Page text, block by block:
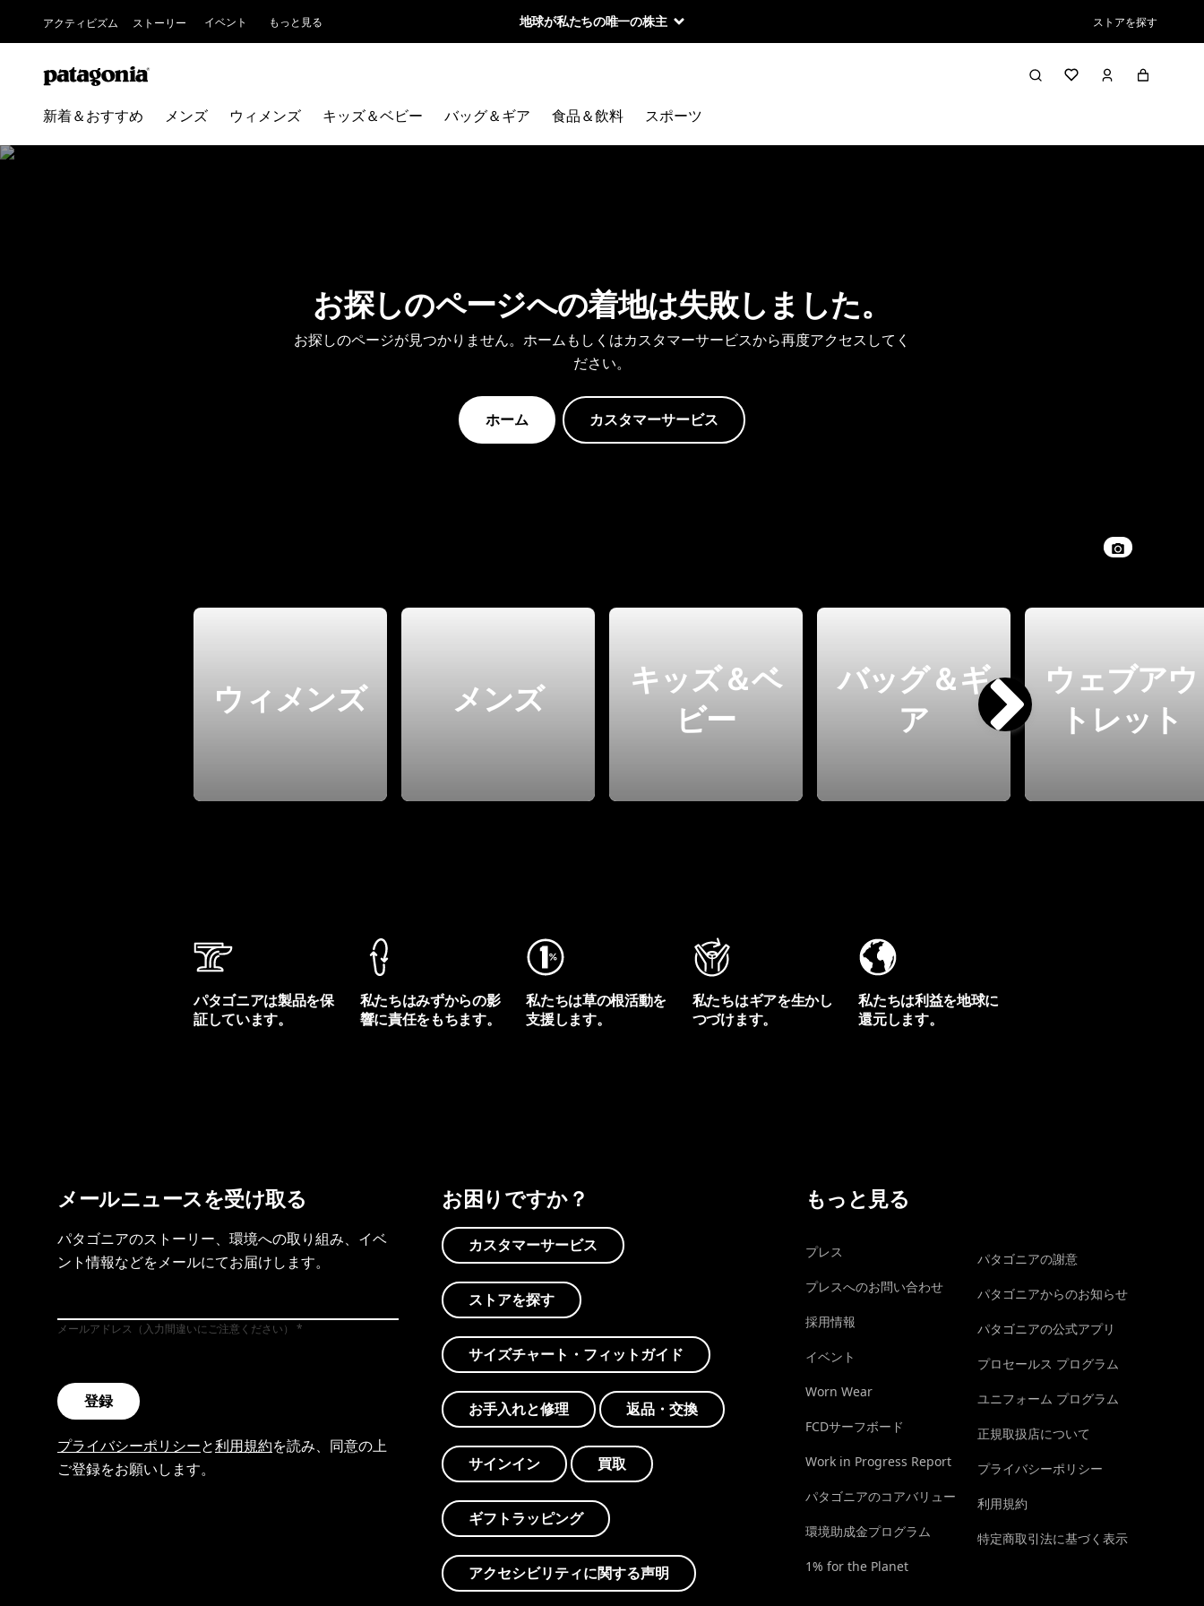
アクティビズム ストーリー イベント もっと見る 地球が私たちの唯一の株主 ストアを探す
新着＆おすすめ メンズ ウィメンズ キッズ＆ベビー バッグ＆ギア 食品＆飲料 スポーツ
お探しのページへの着地は失敗しました。
お探しのページが見つかりません。ホームもしくはカスタマーサービスから再度アクセスしてく
ださい。
ホーム カスタマーサービス
ウィメンズ メンズ
キッズ＆ベ
ビー
バッグ＆ギ
ア
ウェブアウ
トレット
パタゴニアは製品を保
証しています。
私たちはみずからの影
響に責任をもちます。
私たちは草の根活動を
支援します。
私たちはギアを生かし
つづけます。
私たちは利益を地球に
還元します。
メールニュースを受け取る
パタゴニアのストーリー、環境への取り組み、イベ
ント情報などをメールにてお届けします。
メールアドレス（入力間違いにご注意ください）
登録
プライバシーポリシーと利用規約を読み、同意の上
ご登録をお願いします。
お困りですか？
カスタマーサービス
ストアを探す
サイズチャート・フィットガイド
お手入れと修理 返品・交換
サインイン 買取
ギフトラッピング
アクセシビリティに関する声明
もっと見る
プレス
プレスへのお問い合わせ
採用情報
イベント
Worn Wear
FCDサーフボード
Work in Progress Report
パタゴニアのコアバリュー
環境助成金プログラム
1% for the Planet
パタゴニアの謝意
パタゴニアからのお知らせ
パタゴニアの公式アプリ
プロセールス プログラム
ユニフォーム プログラム
正規取扱店について
プライバシーポリシー
利用規約
特定商取引法に基づく表示